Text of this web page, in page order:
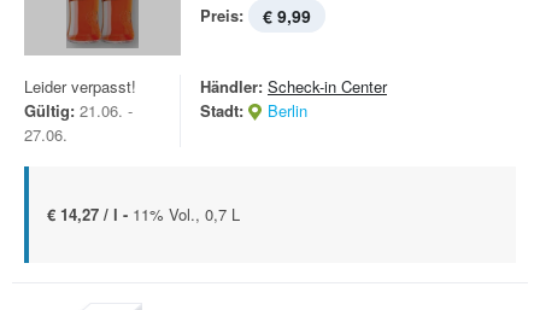
Preis: € 9,99
Leider verpasst!
Gültig: 21.06. -
27.06.
Händler: Scheck-in Center
Stadt:
Berlin
€ 14,27 / l - 11% Vol., 0,7 L